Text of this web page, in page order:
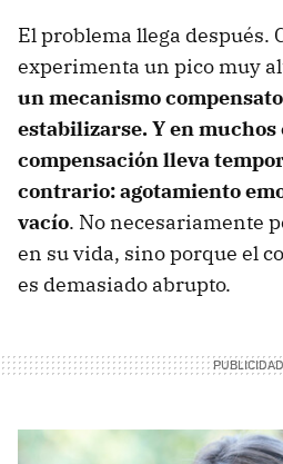
El problema llega después.
experimenta un pico muy
un mecanismo
estabilizarse. Y en muchos
compensación lleva
contrario: agotamiento
vacío. No necesariamente
en su vida, sino porque el
es demasiado abrupto.